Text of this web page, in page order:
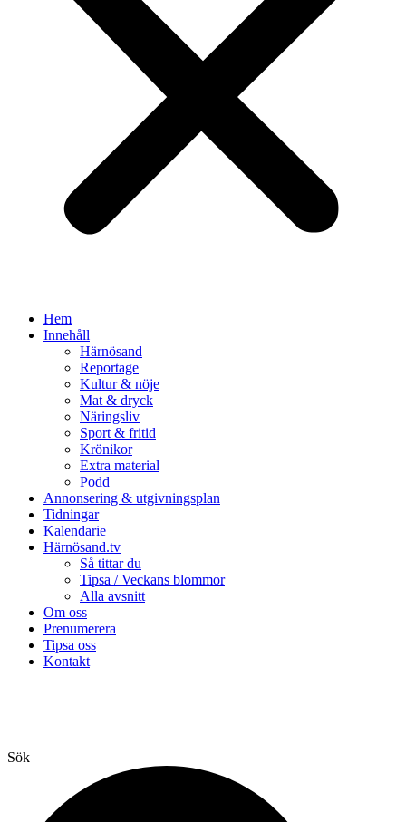
Hem
Innehåll
Härnösand
Reportage
Kultur & nöje
Mat & dryck
Näringsliv
Sport & fritid
Krönikor
Extra material
Podd
Annonsering & utgivningsplan
Tidningar
Kalendarie
Härnösand.tv
Så tittar du
Tipsa / Veckans blommor
Alla avsnitt
Om oss
Prenumerera
Tipsa oss
Kontakt
Sök